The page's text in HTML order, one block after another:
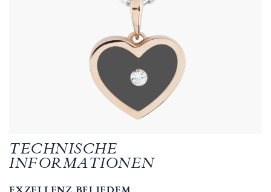
TECHNISCHE
INFORMATIONEN